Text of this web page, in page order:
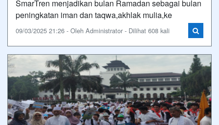
SmarTren menjadikan bulan Ramadan sebagai bulan
peningkatan iman dan taqwa,akhlak mulia,ke
09/03/2025 21:26 - Oleh Administrator - Dilihat 608 kali